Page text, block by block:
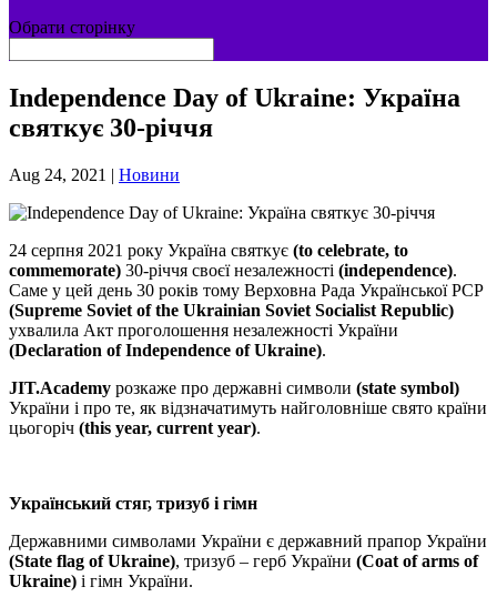
Обрати сторінку
Independence Day of Ukraine: Україна
святкує 30-річчя
Aug 24, 2021 | Новини
24 серпня 2021 року Україна святкує (to celebrate, to
commemorate) 30-річчя своєї незалежності (independence).
Саме у цей день 30 років тому Верховна Рада Української РСР
(Supreme Soviet of the Ukrainian Soviet Socialist Republic)
ухвалила Акт проголошення незалежності України
(Declaration of Independence of Ukraine).
JIT.Academy розкаже про державні символи (state symbol)
України і про те, як відзначатимуть найголовніше свято країни
цьогоріч (this year, current year).
Український стяг, тризуб і гімн
Державними символами України є державний прапор України
(State flag of Ukraine), тризуб – герб України (Coat of arms of
Ukraine) і гімн України.